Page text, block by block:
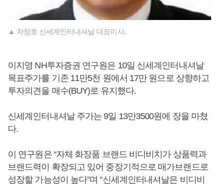
▲ 차정호 신세계인터내셔날 대표이사.
이지영 NH투자증권 연구원은 10일 신세계인터내셔날
목표주가를 기존 11만5천 원에서 17만 원으로 상향하고
투자의견을 매수(BUY)로 유지했다.
신세계인터내셔날 주가는 9일 13만3500원에 장을 마쳤
다.
이 연구원은 “자체 화장품 브랜드 비디비치가 상품력과
브랜드력이 확장되고 있어 중장기적으로 매가브랜드로
성장할 가능성이 높다”며 “신세계인터내셔날은 비디비